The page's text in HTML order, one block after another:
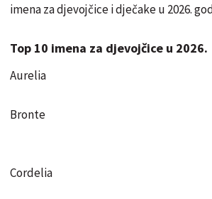
imena za djevojčice i dječake u 2026.
Top 10 imena za djevojčice u 2026.
Aurelia
Bronte
Cordelia